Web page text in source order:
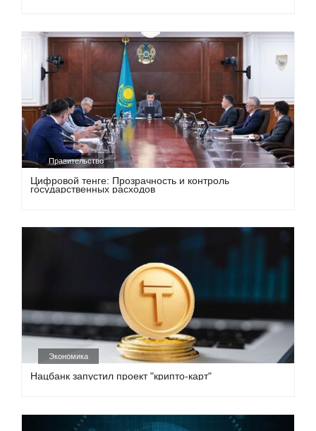
Правительство
Цифровой тенге: Прозрачность и контроль
государственных расходов
Экономика
Нацбанк запустил проект "крипто-карт"